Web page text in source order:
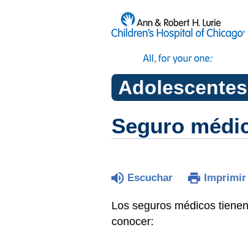
Adolescentes
Seguro
Escuchar Imprimir
Los seguros médicos
conocer: